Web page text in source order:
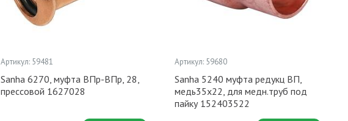
Артикул: 59481
Sanha 6270, муфта ВПр-ВПр, 28,
прессовой 1627028
Артикул: 59680
Sanha 5240 муфта редукц ВП,
медь35x22, для медн.труб под
пайку 152403522